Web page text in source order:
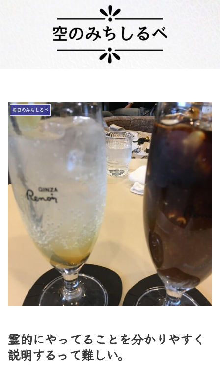
霊的にやってることを分かりやすく
説明するって難しい。
毎日のみちしるべ